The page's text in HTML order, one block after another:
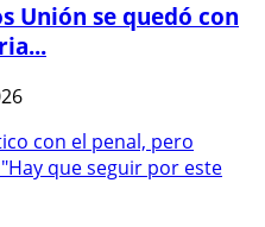
Unión se quedó con